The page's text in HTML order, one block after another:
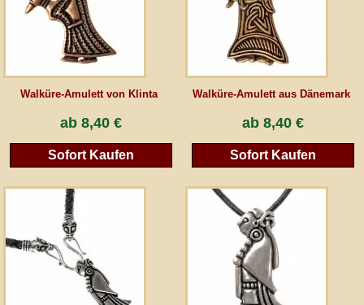
Walküre-Amulett von Klinta
ab 8,40 €
Sofort Kaufen
Walküre-Amulett aus Dänemark
ab 8,40 €
Sofort Kaufen
Gästebuch
Newsletter
Vertrag wiederrufen
eventueller Zölle (bei Nicht-EU-Ländern). Durchgestrichene Preise entsprechen dem
bisherigen Preis bei peraperis.com.
Zur klassischen Website